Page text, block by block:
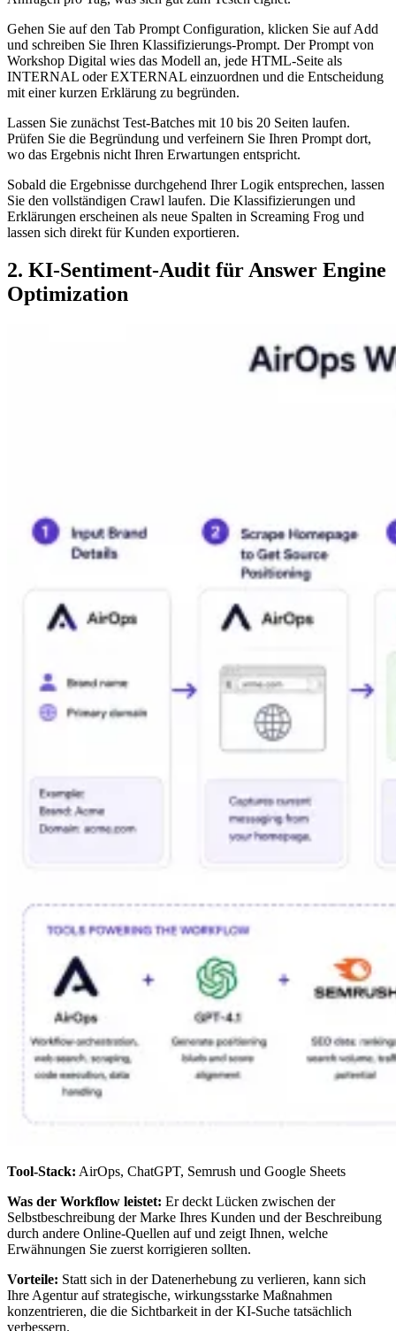
Gehen Sie auf den Tab Prompt Configuration, klicken Sie auf Add
und schreiben Sie Ihren Klassifizierungs-Prompt. Der Prompt von
Workshop Digital wies das Modell an, jede HTML-Seite als
INTERNAL oder EXTERNAL einzuordnen und die Entscheidung
mit einer kurzen Erklärung zu begründen.
Lassen Sie zunächst Test-Batches mit 10 bis 20 Seiten laufen.
Prüfen Sie die Begründung und verfeinern Sie Ihren Prompt dort,
wo das Ergebnis nicht Ihren Erwartungen entspricht.
Sobald die Ergebnisse durchgehend Ihrer Logik entsprechen, lassen
Sie den vollständigen Crawl laufen. Die Klassifizierungen und
Erklärungen erscheinen als neue Spalten in Screaming Frog und
lassen sich direkt für Kunden exportieren.
2. KI-Sentiment-Audit für Answer Engine
Optimization
Tool-Stack: AirOps, ChatGPT, Semrush und Google Sheets
Was der Workflow leistet: Er deckt Lücken zwischen der
Selbstbeschreibung der Marke Ihres Kunden und der Beschreibung
durch andere Online-Quellen auf und zeigt Ihnen, welche
Erwähnungen Sie zuerst korrigieren sollten.
Vorteile: Statt sich in der Datenerhebung zu verlieren, kann sich
Ihre Agentur auf strategische, wirkungsstarke Maßnahmen
konzentrieren, die die Sichtbarkeit in der KI-Suche tatsächlich
verbessern.